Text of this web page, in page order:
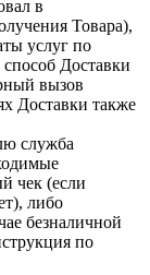
в
Товара),
услуг по
Доставки
вызов
Доставки также
служба
чек (если
либо
безналичной
по